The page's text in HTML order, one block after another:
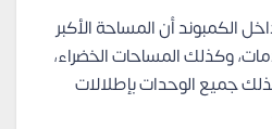
الكمبوند أن المساحة الأكبر
وكذلك المساحات الخضراء،
لتتمتع بذلك جميع الوحدات بإطلالات